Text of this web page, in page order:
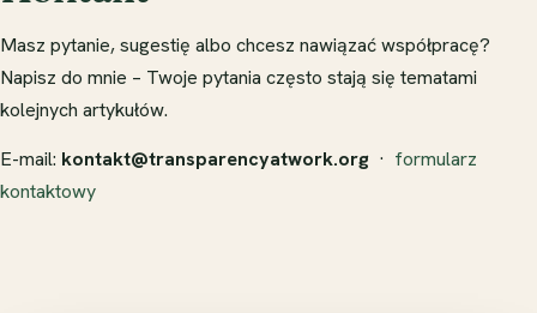
Masz pytanie, sugestię albo chcesz nawiązać współpracę?
Napisz do mnie – Twoje pytania często stają się tematami
kolejnych artykułów.
E-mail: kontakt@transparencyatwork.org · formularz
kontaktowy